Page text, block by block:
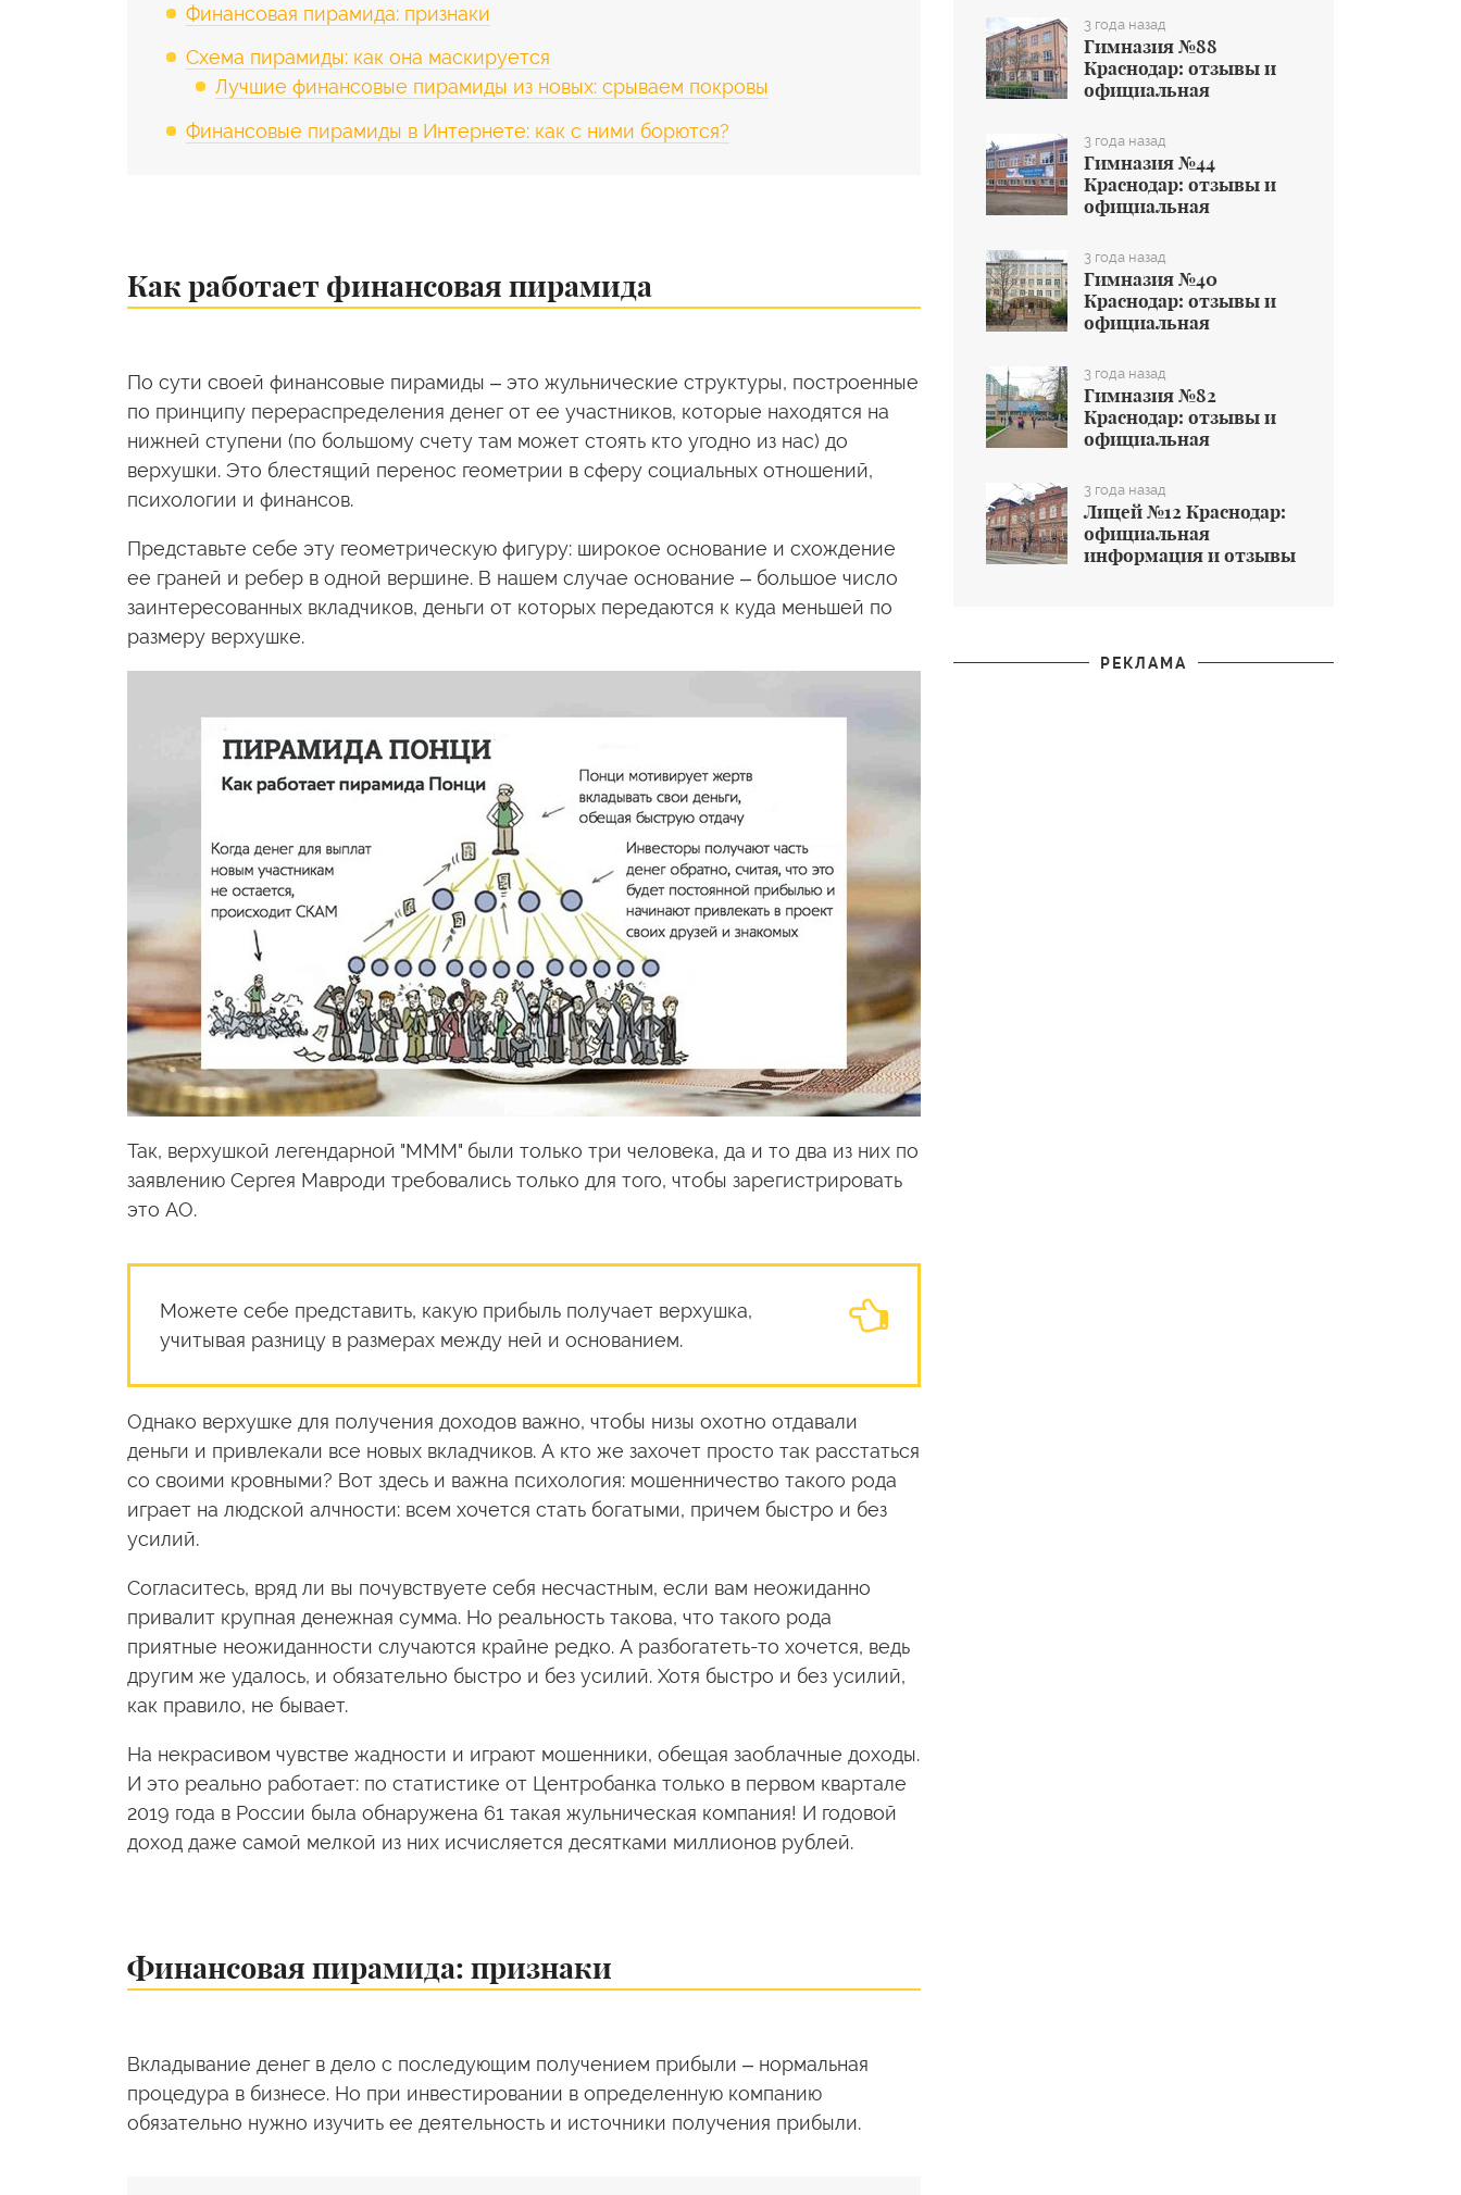
Финансовая пирамида: признаки
Схема пирамиды: как она маскируется
Лучшие финансовые пирамиды из новых: срываем покровы
Финансовые пирамиды в Интернете: как с ними борются?
Как работает финансовая пирамида
По сути своей финансовые пирамиды – это жульнические структуры, построенные
по принципу перераспределения денег от ее участников, которые находятся на
нижней ступени (по большому счету там может стоять кто угодно из нас) до
верхушки. Это блестящий перенос геометрии в сферу социальных отношений,
психологии и финансов.
Представьте себе эту геометрическую фигуру: широкое основание и схождение
ее граней и ребер в одной вершине. В нашем случае основание – большое число
заинтересованных вкладчиков, деньги от которых передаются к куда меньшей по
размеру верхушке.
Так, верхушкой легендарной "МММ" были только три человека, да и то два из них по
заявлению Сергея Мавроди требовались только для того, чтобы зарегистрировать
это АО.
Можете себе представить, какую прибыль получает верхушка,
учитывая разницу в размерах между ней и основанием.
Однако верхушке для получения доходов важно, чтобы низы охотно отдавали
деньги и привлекали все новых вкладчиков. А кто же захочет просто так расстаться
со своими кровными? Вот здесь и важна психология: мошенничество такого рода
играет на людской алчности: всем хочется стать богатыми, причем быстро и без
усилий.
Согласитесь, вряд ли вы почувствуете себя несчастным, если вам неожиданно
привалит крупная денежная сумма. Но реальность такова, что такого рода
приятные неожиданности случаются крайне редко. А разбогатеть-то хочется, ведь
другим же удалось, и обязательно быстро и без усилий. Хотя быстро и без усилий,
как правило, не бывает.
На некрасивом чувстве жадности и играют мошенники, обещая заоблачные доходы.
И это реально работает: по статистике от Центробанка только в первом квартале
2019 года в России была обнаружена 61 такая жульническая компания! И годовой
доход даже самой мелкой из них исчисляется десятками миллионов рублей.
Финансовая пирамида: признаки
Вкладывание денег в дело с последующим получением прибыли – нормальная
процедура в бизнесе. Но при инвестировании в определенную компанию
обязательно нужно изучить ее деятельность и источники получения прибыли.
общеобразовательном
учреждении
3 года назад
Гимназия №88
Краснодар: отзывы и
официальная
общеобразовательном
учреждении
3 года назад
Гимназия №44
Краснодар: отзывы и
официальная
общеобразовательном
учреждении
3 года назад
Гимназия №40
Краснодар: отзывы и
официальная
общеобразовательном
учреждении
3 года назад
Гимназия №82
Краснодар: отзывы и
официальная
общеобразовательном
учреждении
3 года назад
Лицей №12 Краснодар:
официальная
информация и отзывы
РЕКЛАМА